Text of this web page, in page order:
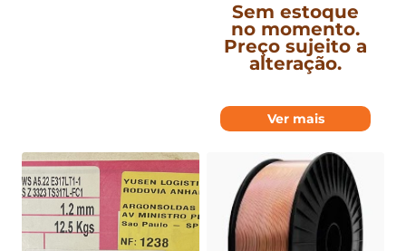
Sem estoque
no momento.
Preço sujeito a
alteração.
Ver mais